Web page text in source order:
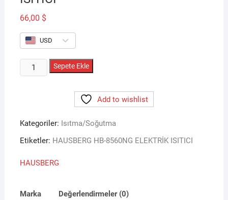
66,00 $
USD
HAUSBERG
HB-
adet
Sepete Ekle
Add to wishlist
Kategoriler: Isıtma/Soğutma
Etiketler: HAUSBERG HB-8560NG ELEKTRİK ISITICI
HAUSBERG
Marka Değerlendirmeler (0)